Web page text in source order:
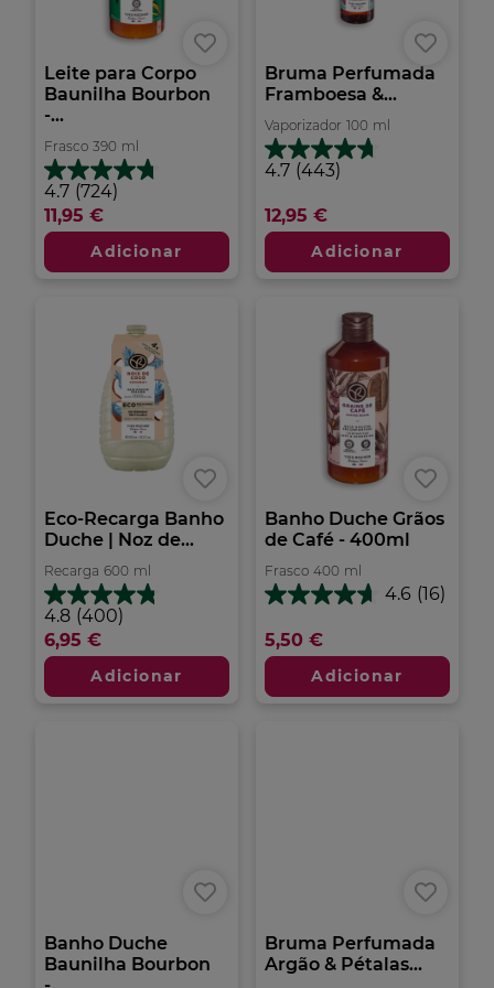
Leite para Corpo
Baunilha Bourbon
-...
Frasco 390 ml
4.7 (724)
4.7
em
5
estrelas.
724
11,95 €
Adicionar
Bruma Perfumada
Framboesa &...
Vaporizador 100 ml
4.7 (443)
4.7
5
estrelas.
análises
12,95 €
Adicionar
Eco-Recarga Banho
Duche | Noz de...
Recarga 600 ml
4.8 (400)
4.8
em
5
estrelas.
400
6,95 €
Adicionar
Banho Duche Grãos
de Café - 400ml
Frasco 400 ml
4.6 (16)
4.6
5
estrelas.
análises
5,50 €
Adicionar
Banho Duche
Baunilha Bourbon
Bruma Perfumada
Argão & Pétalas...